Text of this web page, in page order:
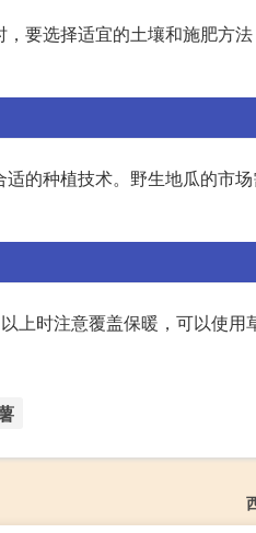
要选择适宜的土壤和施肥方
的种植技术。野生地瓜的市
上时注意覆盖保暖，可以使用